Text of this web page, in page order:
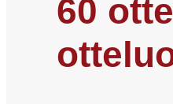
60